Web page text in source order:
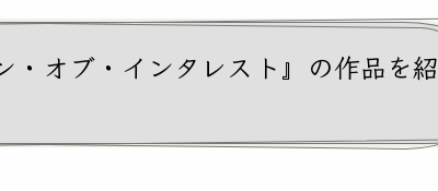
・オブ・インタレスト』の作品を紹